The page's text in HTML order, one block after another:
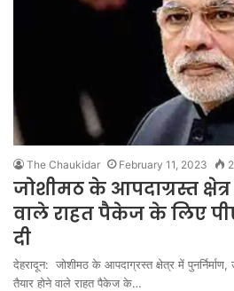
The Chaukidar February 11, 2023 2
जोशीमठ के आपदाग्रस्त
वाले राहत पैकेज के लिए
दी
देहरादून: जोशीमठ के आपदाग्रस्त क्षेत्र में पुनर्निर्माण,
तैयार होने वाले राहत पैकेज के…